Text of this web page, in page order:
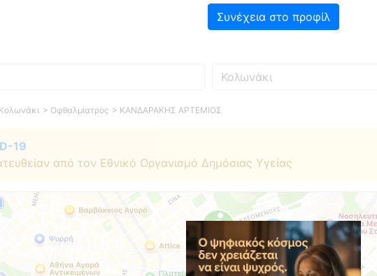
Συνέχεια στο προφίλ
Πού
> Οφθαλμίατρος > ΚΑΝΔΑΡΑΚΗΣ ΑΡΤΕΜΙΟΣ
19
από τον Εθνικό Οργανισμό Δημόσιας Υγείας